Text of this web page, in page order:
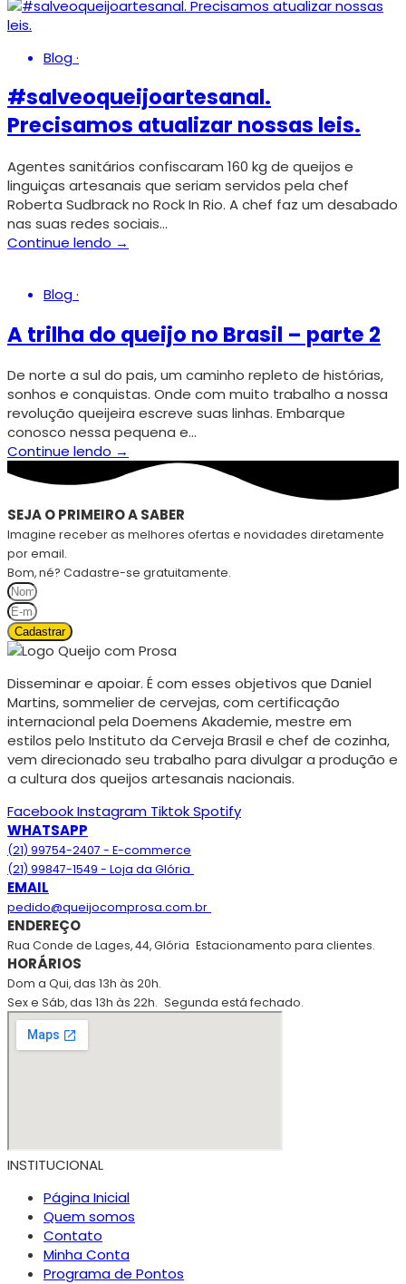
Blog·
#salveoqueijoartesanal.
Precisamos atualizar nossas leis.
Agentes sanitários confiscaram 160 kg de queijos e
linguiças artesanais que seriam servidos pela chef
Roberta Sudbrack no Rock In Rio. A chef faz um desabado
nas suas redes sociais…
Continue lendo →
Blog·
A trilha do queijo no Brasil – parte 2
De norte a sul do pais, um caminho repleto de histórias,
sonhos e conquistas. Onde com muito trabalho a nossa
revolução queijeira escreve suas linhas. Embarque
conosco nessa pequena e…
Continue lendo →
SEJA O PRIMEIRO A SABER
Imagine receber as melhores ofertas e novidades diretamente
por email.
Bom, né? Cadastre-se gratuitamente.
Cadastrar
Disseminar e apoiar. É com esses objetivos que Daniel
Martins, sommelier de cervejas, com certificação
internacional pela Doemens Akademie, mestre em
estilos pelo Instituto da Cerveja Brasil e chef de cozinha,
vem direcionado seu trabalho para divulgar a produção e
a cultura dos queijos artesanais nacionais.
FacebookInstagram TiktokSpotify
WHATSAPP
(21) 99754-2407 - E-commerce
(21) 99847-1549 - Loja da Glória
EMAIL
pedido@queijocomprosa.com.br
ENDEREÇO
Rua Conde de Lages, 44, Glória Estacionamento para clientes.
HORÁRIOS
Dom a Qui, das 13h às 20h.
Sex e Sáb, das 13h às 22h. Segunda está fechado.
INSTITUCIONAL
Página Inicial
Quem somos
Contato
Minha Conta
Programa de Pontos